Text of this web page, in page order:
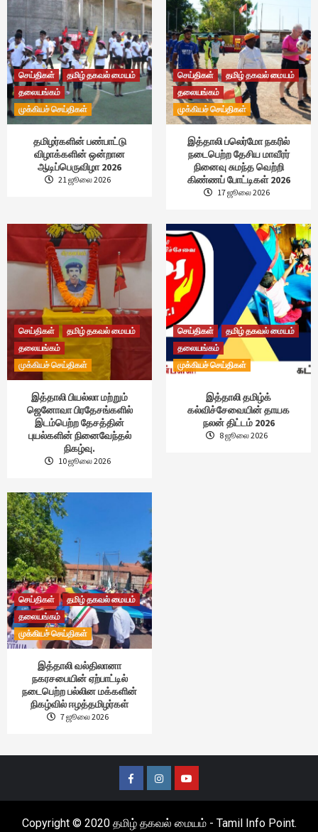
செய்திகள்
தமிழ் தகவல் மையம்
தலையங்கம்
முக்கியச் செய்திகள்
தமிழர்களின் பண்பாட்டு
விழாக்களின் ஒன்றான
ஆடிப்பெருவிழா 2026
21 ஜூலை 2026
செய்திகள்
தமிழ் தகவல் மையம்
தலையங்கம்
முக்கியச் செய்திகள்
இத்தாலி பலெர்மோ நகரில்
நடைபெற்ற தேசிய மாவீரர்
நினைவு சுமந்த வெற்றி
கிண்ணப் போட்டிகள் 2026
17 ஜூலை 2026
செய்திகள்
தமிழ் தகவல் மையம்
தலையங்கம்
முக்கியச் செய்திகள்
இத்தாலி பியல்லா மற்றும்
ஜெனோவா பிரதேசங்களில்
இடம்பெற்ற தேசத்தின்
புயல்களின் நினைவேந்தல்
நிகழ்வு.
10 ஜூலை 2026
செய்திகள்
தமிழ் தகவல் மையம்
தலையங்கம்
முக்கியச் செய்திகள்
இத்தாலி தமிழ்க்
கல்விச்சேவையின் தாயக
நலன் திட்டம் 2026
8 ஜூலை 2026
செய்திகள்
தமிழ் தகவல் மையம்
தலையங்கம்
முக்கியச் செய்திகள்
இத்தாலி வல்திலானா
நகரசபையின் ஏற்பாட்டில்
நடைபெற்ற பல்லின மக்களின்
நிகழ்வில் ஈழத்தமிழர்கள்
7 ஜூலை 2026
FacebookInstagramYoutube
Copyright © 2020 தமிழ் தகவல் மையம் - Tamil Info Point.